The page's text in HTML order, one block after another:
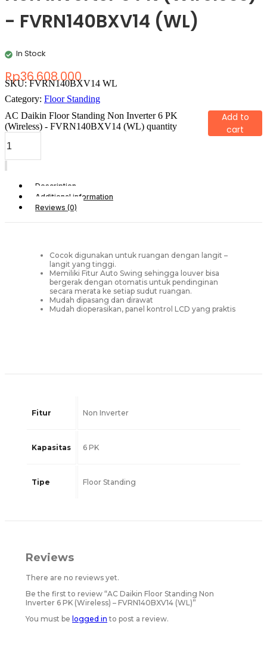
- FVRN140BXV14 (WL)
In Stock
Rp36.608.000
SKU:FVRN140BXV14 WL
Category: Floor Standing
AC Daikin Floor Standing Non Inverter 6 PK
(Wireless) - FVRN140BXV14 (WL) quantity
Add to
cart
Description
Additional information
Reviews (0)
Cocok digunakan untuk ruangan dengan langit –
langit yang tinggi.
Memiliki Fitur Auto Swing sehingga louver bisa
bergerak dengan otomatis untuk pendinginan
secara merata ke setiap sudut ruangan.
Mudah dipasang dan dirawat
Mudah dioperasikan, panel kontrol LCD yang praktis
Fitur Non Inverter
Kapasitas 6 PK
Tipe Floor Standing
Reviews
There are no reviews yet.
Be the first to review “AC Daikin Floor Standing Non
Inverter 6 PK (Wireless) – FVRN140BXV14 (WL)”
You must be logged in to post a review.